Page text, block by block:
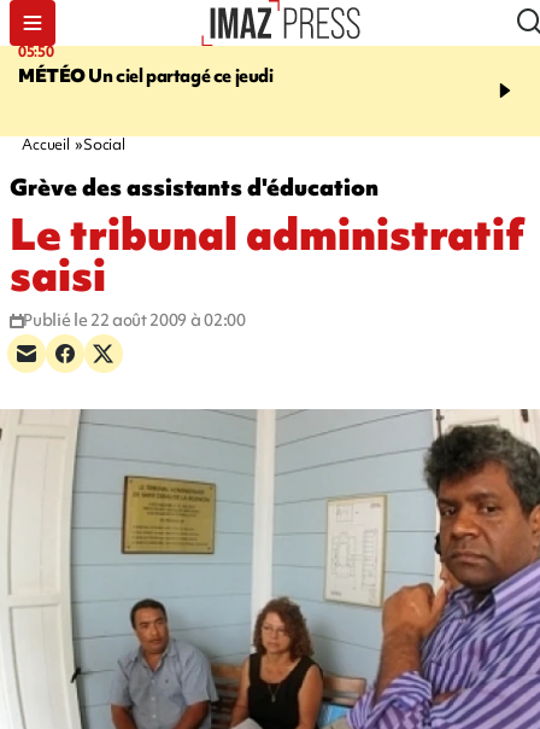
05:50
MÉTÉOUn ciel partagé ce jeudi
08:13
La
Accueil Social
Grève des assistants d'éducation
Le tribunal administratif
saisi
Publié le 22 août 2009 à 02:00